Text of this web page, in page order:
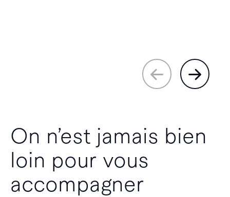
On n’est jamais bien
loin pour vous
accompagner